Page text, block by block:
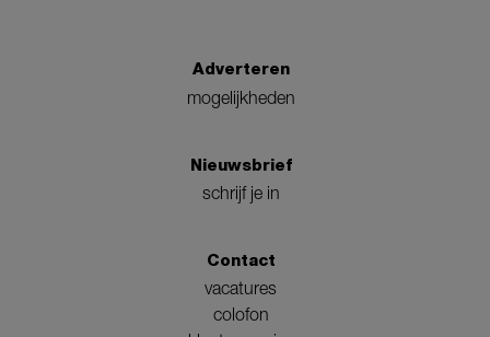
Adverteren
mogelijkheden
Nieuwsbrief
schrijf je in
Contact
vacatures
colofon